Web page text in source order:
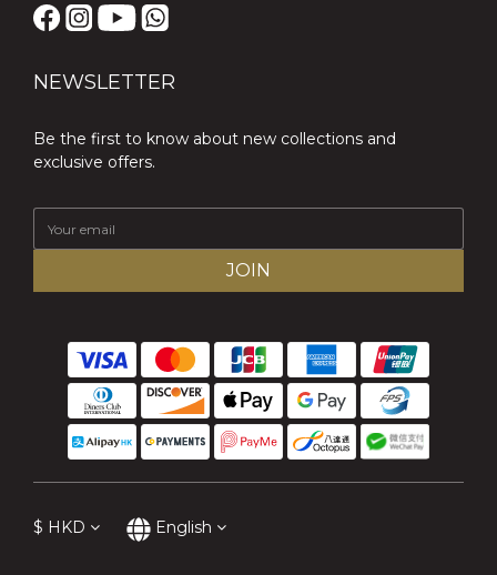
NEWSLETTER
Be the first to know about new collections and
exclusive offers.
JOIN
$ HKD English